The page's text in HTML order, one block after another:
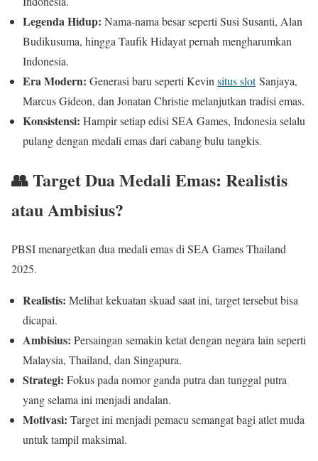
Legenda Hidup: Nama-nama besar seperti Susi Susanti, Alan
Budikusuma, hingga Taufik Hidayat pernah mengharumkan
Indonesia.
Era Modern: Generasi baru seperti Kevin situs slotSanjaya,
Marcus Gideon, dan Jonatan Christie melanjutkan tradisi emas.
Konsistensi: Hampir setiap edisi SEA Games, Indonesia selalu
pulang dengan medali emas dari cabang bulu tangkis.
👥 Target Dua Medali Emas: Realistis
atau Ambisius?
PBSI menargetkan dua medali emas di SEA Games Thailand
2025.
Realistis: Melihat kekuatan skuad saat ini, target tersebut bisa
dicapai.
Ambisius: Persaingan semakin ketat dengan negara lain seperti
Malaysia, Thailand, dan Singapura.
Strategi: Fokus pada nomor ganda putra dan tunggal putra
yang selama ini menjadi andalan.
Motivasi: Target ini menjadi pemacu semangat bagi atlet muda
untuk tampil maksimal.